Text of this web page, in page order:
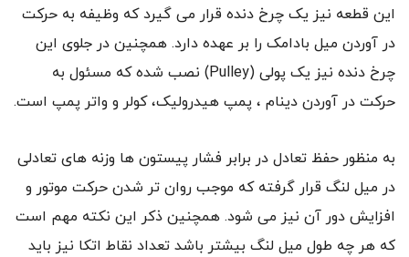
این قطعه نیز یک چرخ دنده قرار می گیرد که وظیفه به حرکت
در آوردن میل بادامک را بر عهده دارد. همچنین در جلوی این
چرخ دنده نیز یک پولی (Pulley) نصب شده که مسئول به
حرکت در آوردن دینام ، پمپ هیدرولیک، کولر و واتر پمپ است.
به منظور حفظ تعادل در برابر فشار پیستون ها وزنه های تعادلی
در میل لنگ قرار گرفته که موجب روان تر شدن حرکت موتور و
افزایش دور آن نیز می شود. همچنین ذکر این نکته مهم است
که هر چه طول میل لنگ بیشتر باشد تعداد نقاط اتکا نیز باید